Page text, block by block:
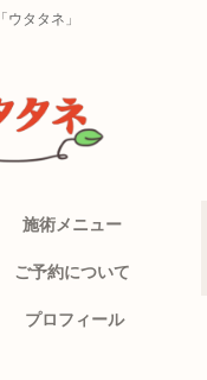
タタネ」
施術メニュー
ご予約について
プロフィール